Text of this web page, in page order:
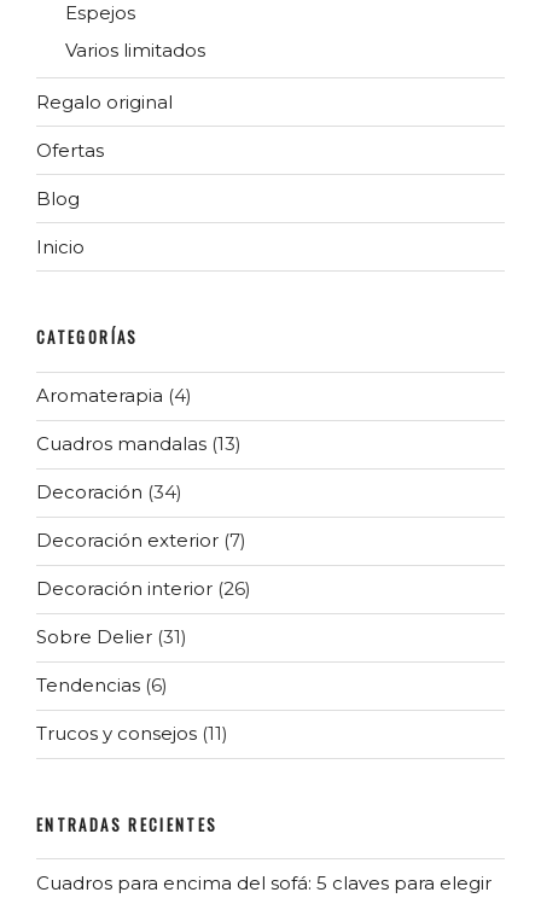
Espejos
Varios limitados
Regalo original
Ofertas
Blog
Inicio
CATEGORÍAS
Aromaterapia (4)
Cuadros mandalas (13)
Decoración (34)
Decoración exterior (7)
Decoración interior (26)
Sobre Delier (31)
Tendencias (6)
Trucos y consejos (11)
ENTRADAS RECIENTES
Cuadros para encima del sofá: 5 claves para elegir